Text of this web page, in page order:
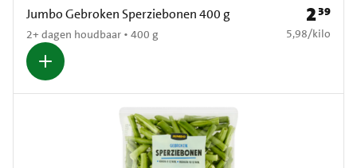
Jumbo Gebroken Sperziebonen 400 g
2+ dagen houdbaar • 400 g
Prijs: €
239
€ 5,98 per kilo
5,98/kilo